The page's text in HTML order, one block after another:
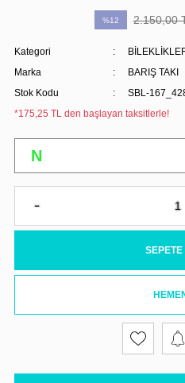
%12 2.150,00
Kategori
Marka
BARIŞ TAKI
Stok Kodu
SBL-
*175,25 TL den başlayan taksitlerle!